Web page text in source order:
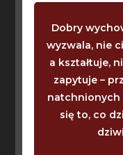
Dobry
wyzwala, nie
a kształtuje,
zapytuje –
natchnionych
się to, co